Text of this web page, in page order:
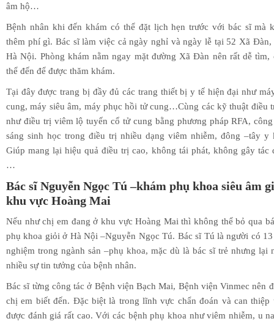
âm hộ…
Bệnh nhân khi đến khám có thể đặt lịch hẹn trước với bác sĩ mà
thêm phí gì. Bác sĩ làm việc cả ngày nghỉ và ngày lễ tại 52 Xã
Hà Nội. Phòng khám nằm ngay mặt đường Xã Đàn nên rất dễ tìm,
thể đến để được thăm khám.
Tại đây được trang bị đầy đủ các trang thiết bị y tế hiện đại như
cung, máy siêu âm, máy phục hồi tử cung…Cùng các kỹ thuật điều
như điều trị viêm lộ tuyến cổ tử cung bằng phương pháp RFA,
sáng sinh học trong điều trị nhiều dạng viêm nhiễm, đông –tây
Giúp mang lại hiệu quả điều trị cao, không tái phát, không gây tác
…
Bác sĩ Nguyễn Ngọc Tú –khám phụ khoa siêu âm
khu vực Hoàng Mai
Nếu như chị em đang ở khu vực Hoàng Mai thì không thể bỏ qua
phụ khoa giỏi ở Hà Nội –Nguyễn Ngọc Tú. Bác sĩ Tú là người có
nghiệm trong ngành sản –phụ khoa, mặc dù là bác sĩ trẻ nhưng lại
nhiều sự tin tưởng của bệnh nhân.
Bác sĩ từng công tác ở Bệnh viện Bạch Mai, Bệnh viện Vinmec nên
chị em biết đến. Đặc biệt là trong lĩnh vực chẩn đoán và can thiệp
được đánh giá rất cao. Với các bệnh phụ khoa như viêm nhiễm, u